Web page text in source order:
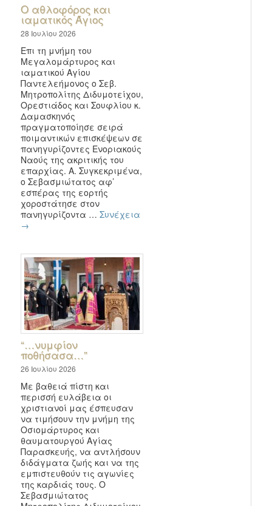
Ο αθλοφόρος και
ιαματικός Άγιος
28 Ιουλίου 2026
Επι τη μνήμη του
Μεγαλομάρτυρος και
ιαματικού Αγίου
Παντελεήμονος ο Σεβ.
Μητροπολίτης Διδυμοτείχου,
Ορεστιάδος και Σουφλίου κ.
Δαμασκηνός
πραγματοποίησε σειρά
ποιμαντικών επισκέψεων σε
πανηγυρίζοντες Ενοριακούς
Ναούς της ακριτικής του
επαρχίας. Α. Συγκεκριμένα,
ο Σεβασμιώτατος αφ’
εσπέρας της εορτής
χοροστάτησε στον
πανηγυρίζοντα …Συνέχεια
→
“…νυμφίον
ποθήσασα…”
26 Ιουλίου 2026
Με βαθειά πίστη και
περισσή ευλάβεια οι
χριστιανοί μας έσπευσαν
να τιμήσουν την μνήμη της
Οσιομάρτυρος και
θαυματουργού Αγίας
Παρασκευής, να αντλήσουν
διδάγματα ζωής και να της
εμπιστευθούν τις αγωνίες
της καρδιάς τους. Ο
Σεβασμιώτατος